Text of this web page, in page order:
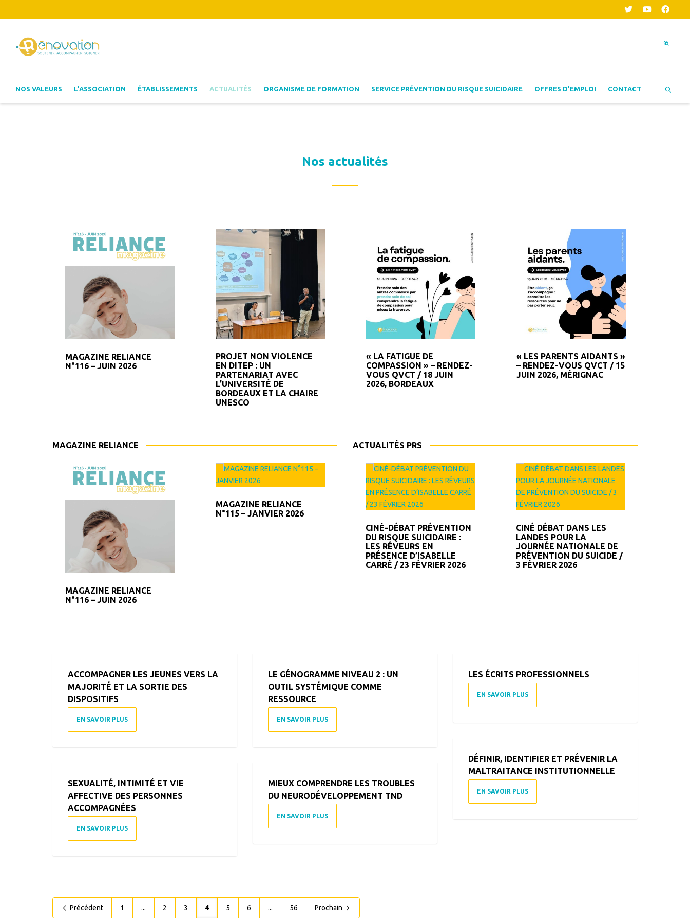
NOS VALEURS L’ASSOCIATION ÉTABLISSEMENTS ACTUALITÉS ORGANISME DE FORMATION SERVICE PRÉVENTION DU RISQUE SUICIDAIRE OFFRES D’EMPLOI CONTACT
Nos actualités
MAGAZINE RELIANCE
N°116 – JUIN 2026
PROJET NON VIOLENCE
EN DITEP : UN
PARTENARIAT AVEC
L’UNIVERSITÉ DE
BORDEAUX ET LA CHAIRE
UNESCO
« LA FATIGUE DE
COMPASSION » – RENDEZ-
VOUS QVCT / 18 JUIN
2026, BORDEAUX
« LES PARENTS AIDANTS »
– RENDEZ-VOUS QVCT / 15
JUIN 2026, MÉRIGNAC
MAGAZINE RELIANCE
MAGAZINE RELIANCE
N°116 – JUIN 2026
MAGAZINE RELIANCE
N°115 – JANVIER 2026
MAGAZINE RELIANCE
N°114 – JANVIER 2025
MAGAZINE RELIANCE
N°113 – NOVEMBRE 2024
ACTUALITÉS PRS
CINÉ-DÉBAT PRÉVENTION
DU RISQUE SUICIDAIRE :
LES RÊVEURS EN
PRÉSENCE D’ISABELLE
CARRÉ / 23 FÉVRIER 2026
CINÉ DÉBAT DANS LES
LANDES POUR LA
JOURNÉE NATIONALE DE
PRÉVENTION DU SUICIDE /
3 FÉVRIER 2026
ACCOMPAGNER LES JEUNES VERS LA
MAJORITÉ ET LA SORTIE DES
DISPOSITIFS
EN SAVOIR PLUS
LE GÉNOGRAMME NIVEAU 2 : UN
OUTIL SYSTÉMIQUE COMME
RESSOURCE
EN SAVOIR PLUS
LES ÉCRITS PROFESSIONNELS
EN SAVOIR PLUS
DÉFINIR, IDENTIFIER ET PRÉVENIR LA
MALTRAITANCE INSTITUTIONNELLE
EN SAVOIR PLUS
SEXUALITÉ, INTIMITÉ ET VIE
AFFECTIVE DES PERSONNES
ACCOMPAGNÉES
EN SAVOIR PLUS
MIEUX COMPRENDRE LES TROUBLES
DU NEURODÉVELOPPEMENT TND
EN SAVOIR PLUS
Précédent 1 ... 2 3 4 5 6 ... 56 Prochain